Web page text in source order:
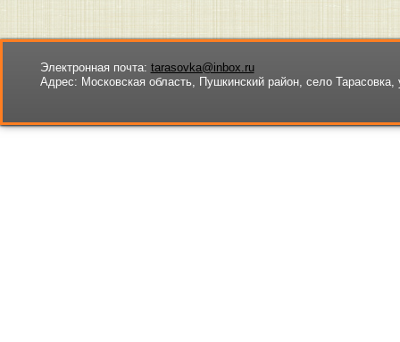
Электронная почта: tarasovka@inbox.ru
Адрес: Московская область, Пушкинский район, село